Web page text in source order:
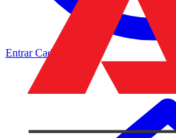
EntrarCadastrar